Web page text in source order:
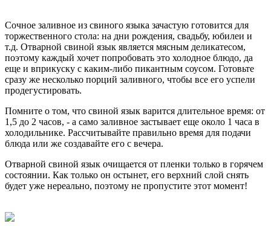
Сочное заливное из свиного языка зачастую готовится для
торжественного стола: на дни рождения, свадьбу, юбилеи и
т.д. Отварной свиной язык является мясным деликатесом,
поэтому каждый хочет попробовать это холодное блюдо, да
еще и вприкуску с каким-либо пикантным соусом. Готовьте
сразу же несколько порций заливного, чтобы все его успели
продегустировать.
Помните о том, что свиной язык варится длительное время: от
1,5 до 2 часов, - а само заливное застывает еще около 1 часа в
холодильнике. Рассчитывайте правильно время для подачи
блюда или же создавайте его с вечера.
Отварной свиной язык очищается от пленки только в горячем
состоянии. Как только он остынет, его верхний слой снять
будет уже нереально, поэтому не пропустите этот момент!